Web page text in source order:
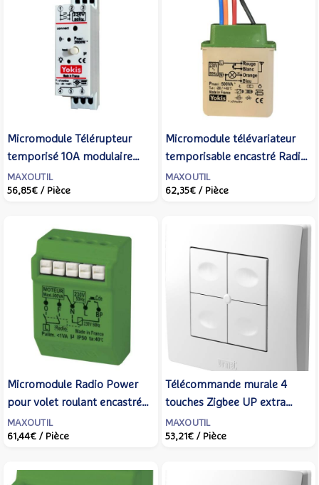
Micromodule Télérupteur
temporisé 10A modulaire
Radio Power - URMET
YOKIS - MTR2000MRP
MAXOUTIL
56,85€ / Pièce
Micromodule télévariateur
temporisable encastré Radio
Power 500 W - URMET
YOKIS - MTV500ERP
MAXOUTIL
62,35€ / Pièce
Micromodule Radio Power
pour volet roulant encastré -
URMET YOKIS -
MVR500ERP
MAXOUTIL
61,44€ / Pièce
Télécommande murale 4
touches Zigbee UP extra
plate avec sonde de
température - URMET YOKIS
MAXOUTIL
53,21€ / Pièce